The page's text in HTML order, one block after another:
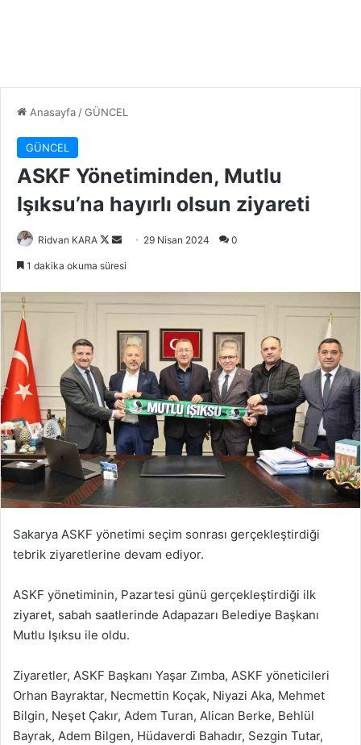
Anasayfa /GÜNCEL
GÜNCEL
ASKF Yönetiminden, Mutlu
Işıksu’na hayırlı olsun ziyareti
Ridvan KARA
Follow
Bir
29 Nisan 2024 0
1 dakika okuma süresi
Sakarya ASKF yönetimi seçim sonrası gerçekleştirdiği
tebrik ziyaretlerine devam ediyor.
ASKF yönetiminin, Pazartesi günü gerçekleştirdiği ilk
ziyaret, sabah saatlerinde Adapazarı Belediye Başkanı
Mutlu Işıksu ile oldu.
Ziyaretler, ASKF Başkanı Yaşar Zımba, ASKF yöneticileri
Orhan Bayraktar, Necmettin Koçak, Niyazi Aka, Mehmet
Bilgin, Neşet Çakır, Adem Turan, Alican Berke, Behlül
Bayrak, Adem Bilgen, Hüdaverdi Bahadır, Sezgin Tutar,